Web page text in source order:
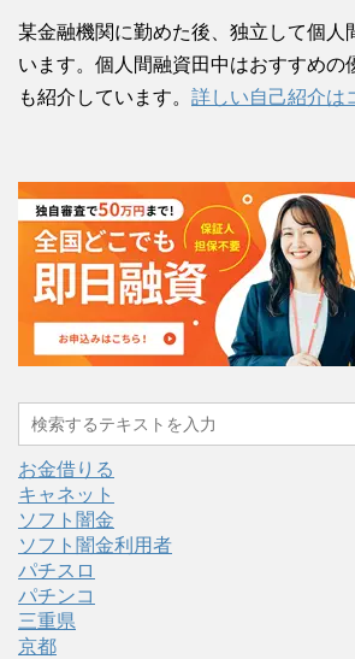
某金融機関に勤めた後、独立して個人
います。個人間融資田中はおすすめの
も紹介しています。 詳しい自己紹介は
お金借りる
キャネット
ソフト闇金
ソフト闇金利用者
パチスロ
パチンコ
三重県
京都